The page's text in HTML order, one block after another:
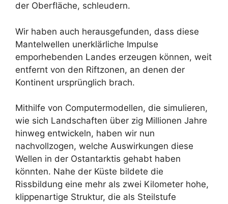
der Oberfläche, schleudern.
Wir haben auch herausgefunden, dass diese
Mantelwellen unerklärliche Impulse
emporhebenden Landes erzeugen können, weit
entfernt von den Riftzonen, an denen der
Kontinent ursprünglich brach.
Mithilfe von Computermodellen, die simulieren,
wie sich Landschaften über zig Millionen Jahre
hinweg entwickeln, haben wir nun
nachvollzogen, welche Auswirkungen diese
Wellen in der Ostantarktis gehabt haben
könnten. Nahe der Küste bildete die
Rissbildung eine mehr als zwei Kilometer hohe,
klippenartige Struktur, die als Steilstufe